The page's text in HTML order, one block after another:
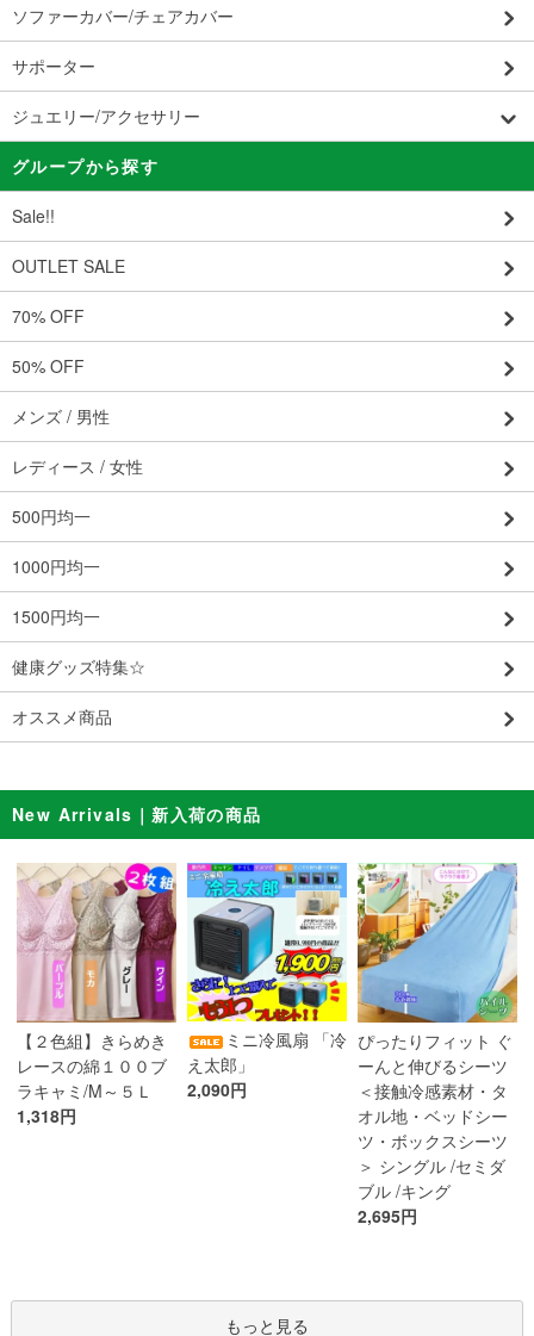
ソファーカバー/チェアカバー
サポーター
ジュエリー/アクセサリー
グループから探す
Sale!!
OUTLET SALE
70% OFF
50% OFF
メンズ / 男性
レディース / 女性
500円均一
1000円均一
1500円均一
健康グッズ特集☆
オススメ商品
New Arrivals｜新入荷の商品
【２色組】きらめき
レースの綿１００ブ
ラキャミ/M～５Ｌ
1,318円
ミニ冷風扇 「冷
え太郎」
2,090円
ぴったりフィット ぐ
ーんと伸びるシーツ
＜接触冷感素材・タ
オル地・ベッドシー
ツ・ボックスシーツ
＞ シングル /セミダ
ブル /キング
2,695円
もっと見る